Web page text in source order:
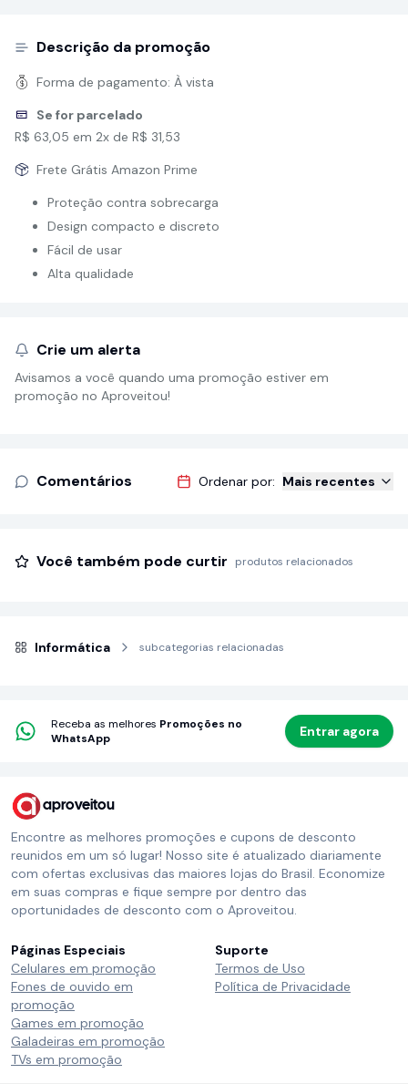
Descrição da promoção
Forma de pagamento: À vista
Se for parcelado
R$ 63,05 em 2x de R$ 31,53
Frete Grátis Amazon Prime
Proteção contra sobrecarga
Design compacto e discreto
Fácil de usar
Alta qualidade
Crie um alerta
Avisamos a você quando uma promoção estiver em
promoção no Aproveitou!
Comentários Ordenar por: Mais recentes
Você também pode curtir produtos relacionados
Informática subcategorias relacionadas
Receba as melhores Promoções no
WhatsApp
Entrar agora
aproveitou
Encontre as melhores promoções e cupons de desconto
reunidos em um só lugar! Nosso site é atualizado diariamente
com ofertas exclusivas das maiores lojas do Brasil. Economize
em suas compras e fique sempre por dentro das
oportunidades de desconto com o Aproveitou.
Páginas Especiais
Celulares em promoção
Fones de ouvido em
promoção
Games em promoção
Galadeiras em promoção
TVs em promoção
Suporte
Termos de Uso
Política de Privacidade